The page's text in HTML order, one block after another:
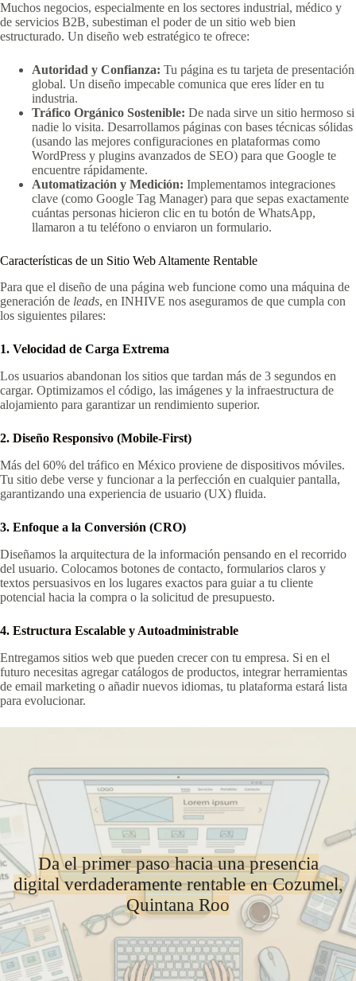
Muchos negocios, especialmente en los sectores industrial, médico y
de servicios B2B, subestiman el poder de un sitio web bien
estructurado. Un diseño web estratégico te ofrece:
Autoridad y Confianza: Tu página es tu tarjeta de presentación
global. Un diseño impecable comunica que eres líder en tu
industria.
Tráfico Orgánico Sostenible: De nada sirve un sitio hermoso si
nadie lo visita. Desarrollamos páginas con bases técnicas sólidas
(usando las mejores configuraciones en plataformas como
WordPress y plugins avanzados de SEO) para que Google te
encuentre rápidamente.
Automatización y Medición: Implementamos integraciones
clave (como Google Tag Manager) para que sepas exactamente
cuántas personas hicieron clic en tu botón de WhatsApp,
llamaron a tu teléfono o enviaron un formulario.
Características de un Sitio Web Altamente Rentable
Para que el diseño de una página web funcione como una máquina de
generación de leads, en INHIVE nos aseguramos de que cumpla con
los siguientes pilares:
1. Velocidad de Carga Extrema
Los usuarios abandonan los sitios que tardan más de 3 segundos en
cargar. Optimizamos el código, las imágenes y la infraestructura de
alojamiento para garantizar un rendimiento superior.
2. Diseño Responsivo (Mobile-First)
Más del 60% del tráfico en México proviene de dispositivos móviles.
Tu sitio debe verse y funcionar a la perfección en cualquier pantalla,
garantizando una experiencia de usuario (UX) fluida.
3. Enfoque a la Conversión (CRO)
Diseñamos la arquitectura de la información pensando en el recorrido
del usuario. Colocamos botones de contacto, formularios claros y
textos persuasivos en los lugares exactos para guiar a tu cliente
potencial hacia la compra o la solicitud de presupuesto.
4. Estructura Escalable y Autoadministrable
Entregamos sitios web que pueden crecer con tu empresa. Si en el
futuro necesitas agregar catálogos de productos, integrar herramientas
de email marketing o añadir nuevos idiomas, tu plataforma estará lista
para evolucionar.
Da el primer paso hacia una presencia
digital verdaderamente rentable en Cozumel,
Quintana Roo